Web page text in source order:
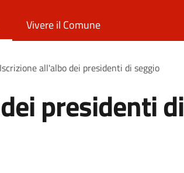
Vivere il Comune
Iscrizione all'albo dei presidenti di seggio
presidenti di